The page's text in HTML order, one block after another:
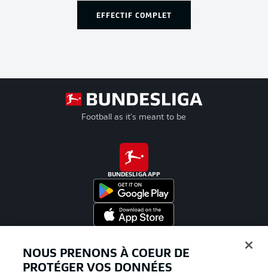
EFFECTIF COMPLET
Football as it's meant to be
BUNDESLIGA APP
NOUS PRENONS À COEUR DE
PROTÉGER VOS DONNÉES